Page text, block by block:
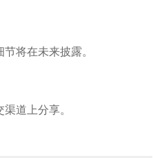
将在未来披露。
道上分享。